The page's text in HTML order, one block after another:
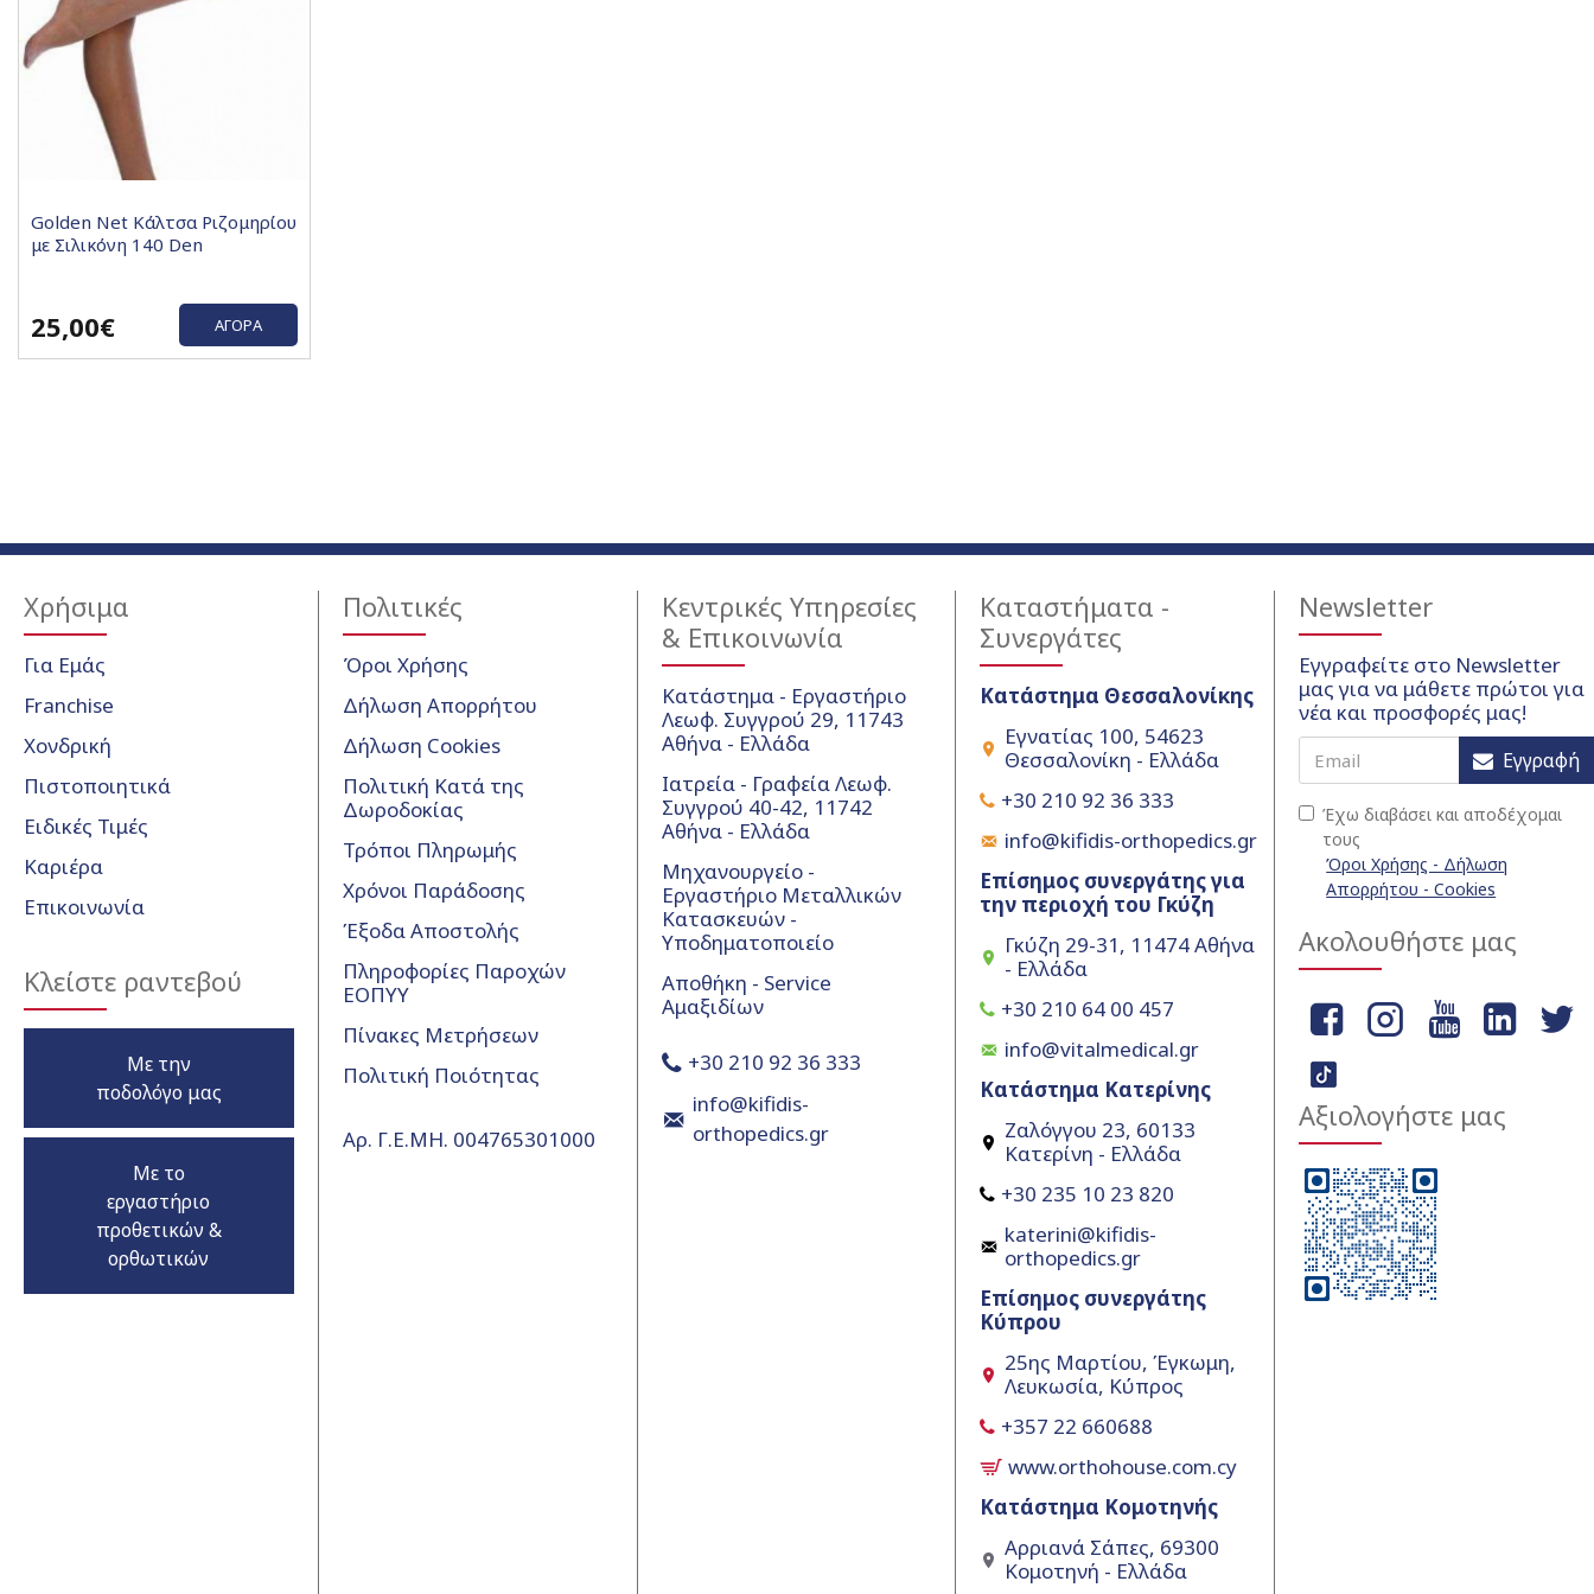
Golden Net Κάλτσα Ριζομηρίου
με Σιλικόνη 140 Den
25,00€ ΑΓΟΡΆ
Χρήσιμα
Για Εμάς
Franchise
Χονδρική
Πιστοποιητικά
Ειδικές Τιμές
Καριέρα
Επικοινωνία
Κλείστε ραντεβού
Με την
ποδολόγο μας
Με το
εργαστήριο
προθετικών &
ορθωτικών
Πολιτικές
Όροι Χρήσης
Δήλωση Απορρήτου
Δήλωση Cookies
Πολιτική Κατά της
Δωροδοκίας
Τρόποι Πληρωμής
Χρόνοι Παράδοσης
Έξοδα Αποστολής
Πληροφορίες Παροχών
ΕΟΠΥΥ
Πίνακες Μετρήσεων
Πολιτική Ποιότητας
Αρ. Γ.Ε.ΜΗ. 004765301000
Κεντρικές Υπηρεσίες
& Επικοινωνία
Κατάστημα - Εργαστήριο
Λεωφ. Συγγρού 29, 11743
Αθήνα - Ελλάδα
Ιατρεία - Γραφεία Λεωφ.
Συγγρού 40-42, 11742
Αθήνα - Ελλάδα
Μηχανουργείο -
Εργαστήριο Μεταλλικών
Κατασκευών -
Υποδηματοποιείο
Αποθήκη - Service
Αμαξιδίων
+30 210 92 36 333
info@kifidis-
orthopedics.gr
Καταστήματα -
Συνεργάτες
Κατάστημα Θεσσαλονίκης
Εγνατίας 100, 54623
Θεσσαλονίκη - Ελλάδα
+30 210 92 36 333
info@kifidis-orthopedics.gr
Επίσημος συνεργάτης για
την περιοχή του Γκύζη
Γκύζη 29-31, 11474 Αθήνα
- Ελλάδα
+30 210 64 00 457
info@vitalmedical.gr
Κατάστημα Κατερίνης
Ζαλόγγου 23, 60133
Κατερίνη - Ελλάδα
+30 235 10 23 820
katerini@kifidis-
orthopedics.gr
Επίσημος συνεργάτης
Κύπρου
25ης Μαρτίου, Έγκωμη,
Λευκωσία, Κύπρος
+357 22 660688
www.orthohouse.com.cy
Κατάστημα Κομοτηνής
Αρριανά Σάπες, 69300
Κομοτηνή - Ελλάδα
Newsletter
Εγγραφείτε στο Newsletter
μας για να μάθετε πρώτοι για
νέα και προσφορές μας!
Εγγραφή
Έχω διαβάσει και αποδέχομαι
τους
Όροι Χρήσης - Δήλωση
Απορρήτου - Cookies
Ακολουθήστε μας
Αξιολογήστε μας